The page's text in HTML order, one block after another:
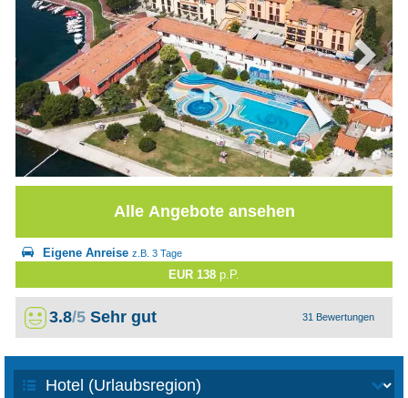
Alle Angebote ansehen
Eigene Anreise z.B. 3 Tage
EUR 138 p.P.
3.8/5 Sehr gut 31 Bewertungen